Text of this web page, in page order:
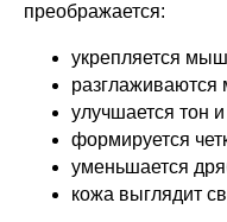
преображается:
укрепляется
улучшается тон
формируется
уменьшается
кожа выглядит